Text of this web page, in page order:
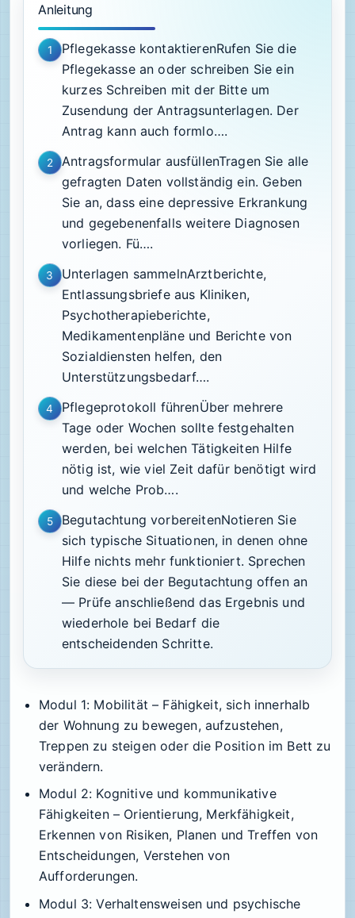
Anleitung
1
Pflegekasse kontaktierenRufen Sie die
Pflegekasse an oder schreiben Sie ein
kurzes Schreiben mit der Bitte um
Zusendung der Antragsunterlagen. Der
Antrag kann auch formlo….
2
Antragsformular ausfüllenTragen Sie alle
gefragten Daten vollständig ein. Geben
Sie an, dass eine depressive Erkrankung
und gegebenenfalls weitere Diagnosen
vorliegen. Fü….
3
Unterlagen sammelnArztberichte,
Entlassungsbriefe aus Kliniken,
Psychotherapieberichte,
Medikamentenpläne und Berichte von
Sozialdiensten helfen, den
Unterstützungsbedarf….
4
Pflegeprotokoll führenÜber mehrere
Tage oder Wochen sollte festgehalten
werden, bei welchen Tätigkeiten Hilfe
nötig ist, wie viel Zeit dafür benötigt wird
und welche Prob….
5
Begutachtung vorbereitenNotieren Sie
sich typische Situationen, in denen ohne
Hilfe nichts mehr funktioniert. Sprechen
Sie diese bei der Begutachtung offen an
— Prüfe anschließend das Ergebnis und
wiederhole bei Bedarf die
entscheidenden Schritte.
Modul 1: Mobilität – Fähigkeit, sich innerhalb
der Wohnung zu bewegen, aufzustehen,
Treppen zu steigen oder die Position im Bett zu
verändern.
Modul 2: Kognitive und kommunikative
Fähigkeiten– Orientierung, Merkfähigkeit,
Erkennen von Risiken, Planen und Treffen von
Entscheidungen, Verstehen von
Aufforderungen.
Modul 3: Verhaltensweisen und psychische